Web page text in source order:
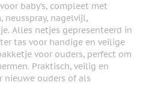
baby’s, compleet met
neusspray, nagelvijl,
Alles netjes gepresenteerd in
tas voor handige en veilige
voor ouders, perfect om
Praktisch, veilig en
nieuwe ouders of als